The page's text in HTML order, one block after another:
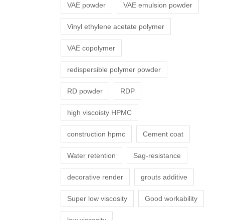
VAE powder VAE emulsion powder
Vinyl ethylene acetate polymer
VAE copolymer
redispersible polymer powder
RD powder RDP
high viscoisty HPMC
construction hpmc Cement coat
Water retention Sag-resistance
decorative render grouts additive
Super low viscosity Good workability